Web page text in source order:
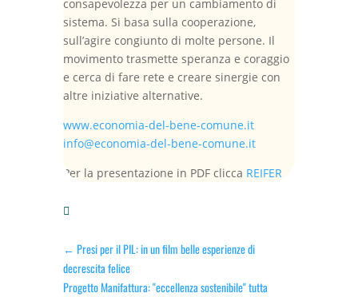
consapevolezza per un cambiamento di
sistema. Si basa sulla cooperazione,
sull’agire congiunto di molte persone. Il
movimento trasmette speranza e coraggio
e cerca di fare rete e creare sinergie con
altre iniziative alternative.
www.economia-del-bene-comune.it
info@economia-del-bene-comune.it
Per la presentazione in PDF clicca REIFER

← Presi per il PIL: in un film belle esperienze di
decrescita felice
Progetto Manifattura: "eccellenza sostenibile" tutta